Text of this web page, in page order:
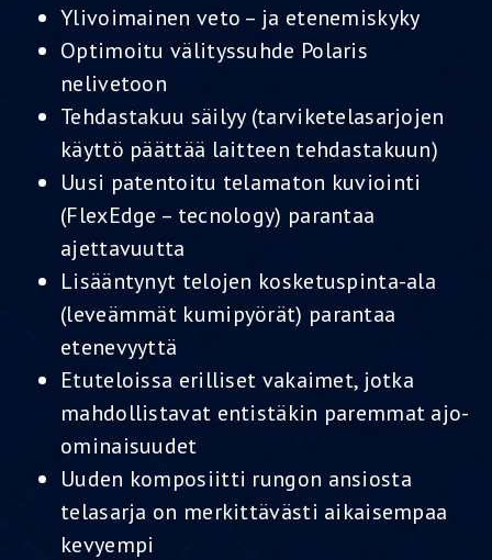
Ylivoimainen veto – ja etenemiskyky
Optimoitu välityssuhde Polaris
nelivetoon
Tehdastakuu säilyy (tarviketelasarjojen
käyttö päättää laitteen tehdastakuun)
Uusi patentoitu telamaton kuviointi
(FlexEdge – tecnology) parantaa
ajettavuutta
Lisääntynyt telojen kosketuspinta-ala
(leveämmät kumipyörät) parantaa
etenevyyttä
Etuteloissa erilliset vakaimet, jotka
mahdollistavat entistäkin paremmat ajo-
ominaisuudet
Uuden komposiitti rungon ansiosta
telasarja on merkittävästi aikaisempaa
kevyempi